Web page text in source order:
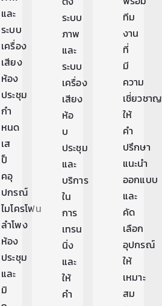
และ
ระบบ
เครื่อง
เสียง
ห้อง
ประชุม
กำ
หนด
เส
ป็
คอุ
ปกรณ์
ไมโครโฟน
ลำโพง
ห้อง
ประชุม
และ
มิ
ระบบ
ภาพ
และ
ระบบ
เครื่อง
เสียง
ห้อ
บ
ประชุม
และ
บริการ
ใน
การ
เทรน
นิ่ง
และ
ให้
คำ
ทีม
งาน
ที่
มี
ความ
เชี่ยวชาญ
ให้
คำ
ปรึกษา
แนะนำ
ออกแบบ
และ
คัด
เลือก
อุปกรณ์
ให้
เหมาะ
สม